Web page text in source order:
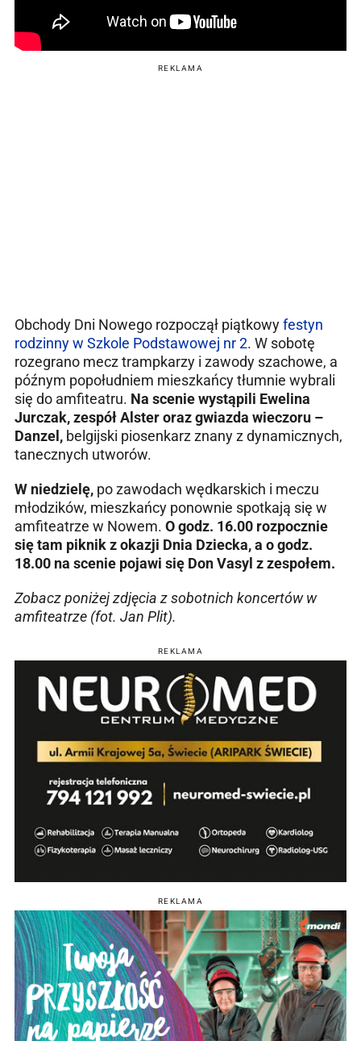
REKLAMA
Obchody Dni Nowego rozpoczął piątkowyfestyn
rodzinny w Szkole Podstawowej nr 2. W sobotę
rozegrano mecz trampkarzy i zawody szachowe, a
późnym popołudniem mieszkańcy tłumnie wybrali
się do amfiteatru. Na scenie wystąpili Ewelina
Jurczak, zespół Alster oraz gwiazda wieczoru –
Danzel, belgijski piosenkarz znany z dynamicznych,
tanecznych utworów.
W niedzielę, po zawodach wędkarskich i meczu
młodzików, mieszkańcy ponownie spotkają się w
amfiteatrze w Nowem. O godz. 16.00 rozpocznie
się tam piknik z okazji Dnia Dziecka, a o godz.
18.00 na scenie pojawi się Don Vasyl z zespołem.
Zobacz poniżej zdjęcia z sobotnich koncertów w
amfiteatrze (fot. Jan Plit).
REKLAMA
REKLAMA